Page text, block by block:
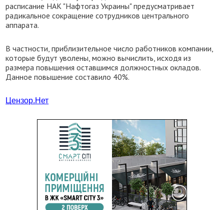
расписание НАК "Нафтогаз Украины" предусматривает
радикальное сокращение сотрудников центрального
аппарата.
В частности, приблизительное число работников компании,
которые будут уволены, можно вычислить, исходя из
размера повышения оставшимся должностных окладов.
Данное повышение составило 40%.
Цензор.Нет